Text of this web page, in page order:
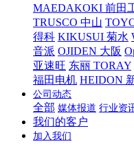
MAEDAKOKI 前田
TRUSCO 中山
得科 KIKUSUI 菊水
音派 OJIDEN 大阪
亚速旺 东丽 TORAY
福田电机 HEIDON
公司动态
全部 媒体报道 行业资
我们的客户
加入我们